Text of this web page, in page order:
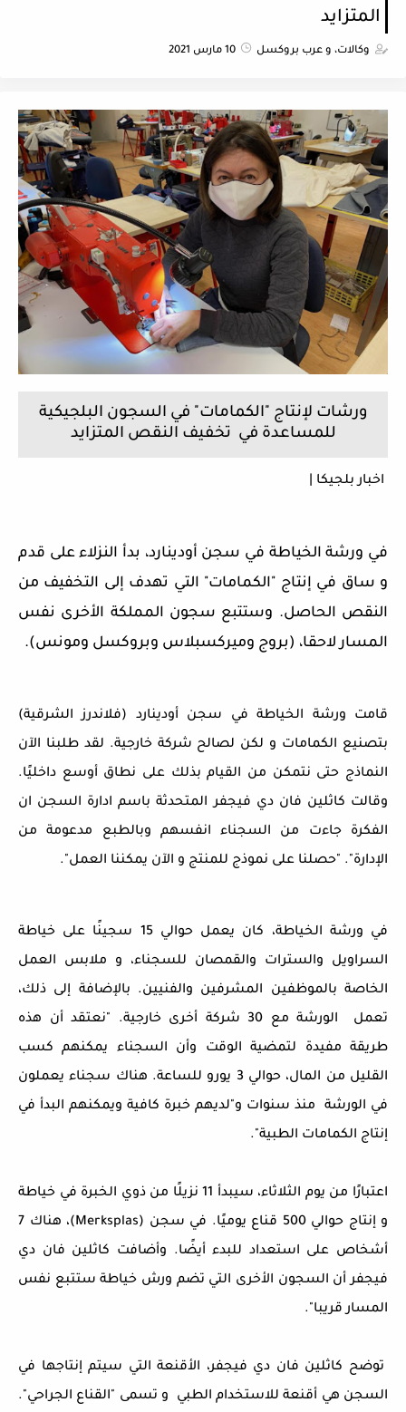
المتزايد
وكالات، و عرب بروكسل 10 مارس 2021
ورشات لإنتاج "الكمامات" في السجون البلجيكية
للمساعدة في تخفيف النقص المتزايد
اخبار بلجيكا
في ورشة الخياطة في سجن أودينارد، بدأ النزلاء على قدم
و ساق في إنتاج "الكمامات" التي تهدف إلى التخفيف من
النقص الحاصل. وستتبع سجون المملكة الأخرى نفس
المسار لاحقا، (بروج وميركسبلاس وبروكسل ومونس).
قامت ورشة الخياطة في سجن أودينارد (فلاندرز الشرقية)
بتصنيع الكمامات و لكن لصالح شركة خارجية. لقد طلبنا الآن
النماذج حتى نتمكن من القيام بذلك على نطاق أوسع داخليًا.
وقالت كاثلين فان دي فيجفر المتحدثة باسم ادارة السجن ان
الفكرة جاءت من السجناء انفسهم وبالطبع مدعومة من
الإدارة". "حصلنا على نموذج للمنتج و الآن يمكننا العمل".
في ورشة الخياطة، كان يعمل حوالي 15 سجينًا على خياطة
السراويل والسترات والقمصان للسجناء، و ملابس العمل
الخاصة بالموظفين المشرفين والفنيين. بالإضافة إلى ذلك،
تعمل الورشة مع 30 شركة أخرى خارجية. "نعتقد أن هذه
طريقة مفيدة لتمضية الوقت وأن السجناء يمكنهم كسب
القليل من المال، حوالي 3 يورو للساعة. هناك سجناء يعملون
في الورشة منذ سنوات و"لديهم خبرة كافية ويمكنهم البدأ في
إنتاج الكمامات الطبية".
اعتبارًا من يوم الثلاثاء، سيبدأ 11 نزيلًا من ذوي الخبرة في خياطة
و إنتاج حوالي 500 قناع يوميًا. في سجن (Merksplas)، هناك 7
أشخاص على استعداد للبدء أيضًا. وأضافت كاثلين فان دي
فيجفر أن السجون الأخرى التي تضم ورش خياطة ستتبع نفس
المسار قريبا".
توضح كاثلين فان دي فيجفر، الأقنعة التي سيتم إنتاجها في
السجن هي أقنعة للاستخدام الطبي و تسمى "القناع الجراحي".